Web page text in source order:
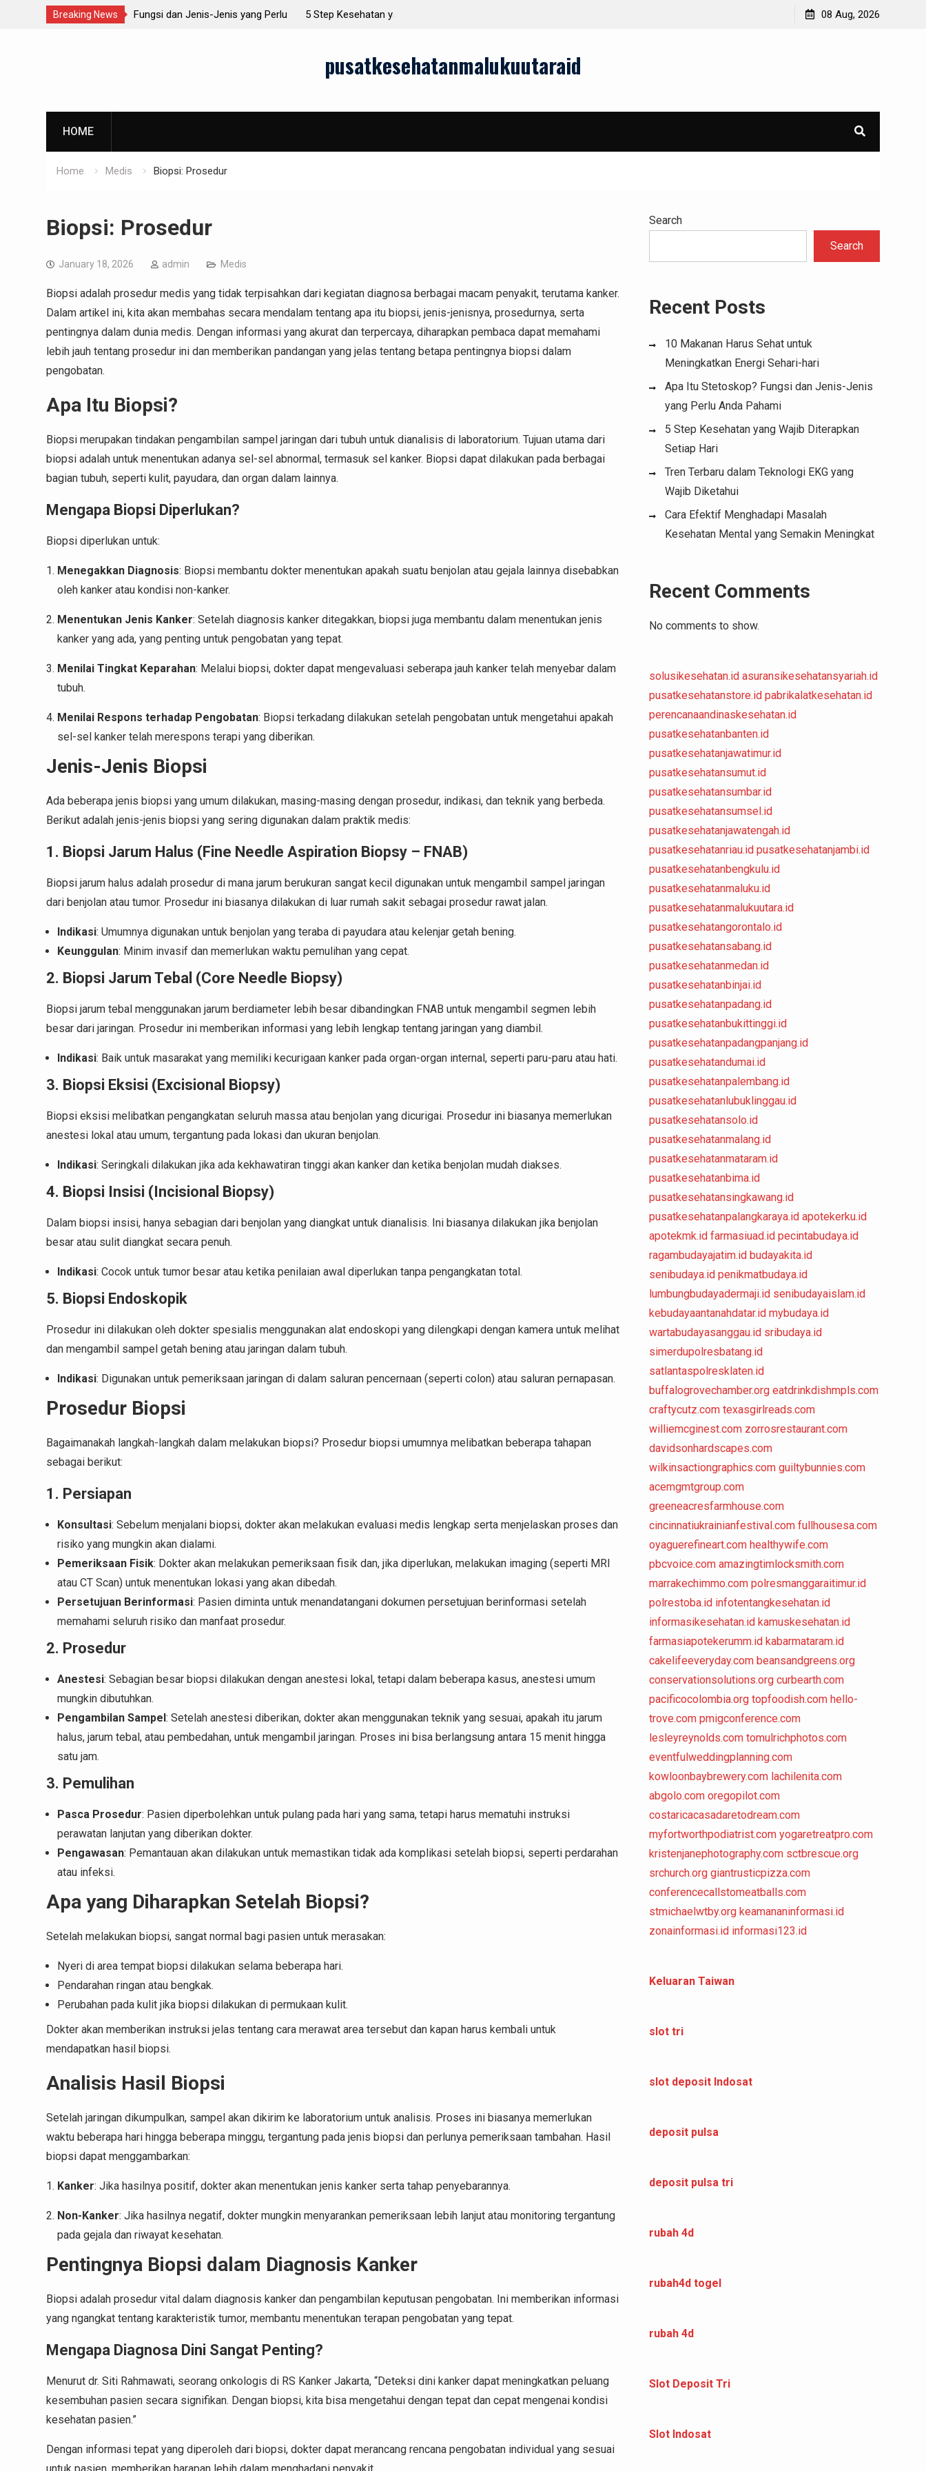
Breaking News
Jenis-Jenis yang Perlu 5 Step Kesehatan yang Wajib Diterapkan Setiap Hari
10 Makanan Harus Sehat untuk Meningkatkan Energi
08 Aug, 2026
pusatkesehatanmalukuutaraid
HOME
Home Medis Biopsi: Prosedur
Biopsi: Prosedur
January 18, 2026 admin Medis
Biopsi adalah prosedur medis yang tidak terpisahkan dari kegiatan diagnosa berbagai macam penyakit, terutama kanker.
Dalam artikel ini, kita akan membahas secara mendalam tentang apa itu biopsi, jenis-jenisnya, prosedurnya, serta
pentingnya dalam dunia medis. Dengan informasi yang akurat dan terpercaya, diharapkan pembaca dapat memahami
lebih jauh tentang prosedur ini dan memberikan pandangan yang jelas tentang betapa pentingnya biopsi dalam
pengobatan.
Apa Itu Biopsi?
Biopsi merupakan tindakan pengambilan sampel jaringan dari tubuh untuk dianalisis di laboratorium. Tujuan utama dari
biopsi adalah untuk menentukan adanya sel-sel abnormal, termasuk sel kanker. Biopsi dapat dilakukan pada berbagai
bagian tubuh, seperti kulit, payudara, dan organ dalam lainnya.
Mengapa Biopsi Diperlukan?
Biopsi diperlukan untuk:
Menegakkan Diagnosis: Biopsi membantu dokter menentukan apakah suatu benjolan atau gejala lainnya disebabkan
oleh kanker atau kondisi non-kanker.
Menentukan Jenis Kanker: Setelah diagnosis kanker ditegakkan, biopsi juga membantu dalam menentukan jenis
kanker yang ada, yang penting untuk pengobatan yang tepat.
Menilai Tingkat Keparahan: Melalui biopsi, dokter dapat mengevaluasi seberapa jauh kanker telah menyebar dalam
tubuh.
Menilai Respons terhadap Pengobatan: Biopsi terkadang dilakukan setelah pengobatan untuk mengetahui apakah
sel-sel kanker telah merespons terapi yang diberikan.
Jenis-Jenis Biopsi
Ada beberapa jenis biopsi yang umum dilakukan, masing-masing dengan prosedur, indikasi, dan teknik yang berbeda.
Berikut adalah jenis-jenis biopsi yang sering digunakan dalam praktik medis:
1. Biopsi Jarum Halus (Fine Needle Aspiration Biopsy – FNAB)
Biopsi jarum halus adalah prosedur di mana jarum berukuran sangat kecil digunakan untuk mengambil sampel jaringan
dari benjolan atau tumor. Prosedur ini biasanya dilakukan di luar rumah sakit sebagai prosedur rawat jalan.
Indikasi: Umumnya digunakan untuk benjolan yang teraba di payudara atau kelenjar getah bening.
Keunggulan: Minim invasif dan memerlukan waktu pemulihan yang cepat.
2. Biopsi Jarum Tebal (Core Needle Biopsy)
Biopsi jarum tebal menggunakan jarum berdiameter lebih besar dibandingkan FNAB untuk mengambil segmen lebih
besar dari jaringan. Prosedur ini memberikan informasi yang lebih lengkap tentang jaringan yang diambil.
Indikasi: Baik untuk masarakat yang memiliki kecurigaan kanker pada organ-organ internal, seperti paru-paru atau hati.
3. Biopsi Eksisi (Excisional Biopsy)
Biopsi eksisi melibatkan pengangkatan seluruh massa atau benjolan yang dicurigai. Prosedur ini biasanya memerlukan
anestesi lokal atau umum, tergantung pada lokasi dan ukuran benjolan.
Indikasi: Seringkali dilakukan jika ada kekhawatiran tinggi akan kanker dan ketika benjolan mudah diakses.
4. Biopsi Insisi (Incisional Biopsy)
Dalam biopsi insisi, hanya sebagian dari benjolan yang diangkat untuk dianalisis. Ini biasanya dilakukan jika benjolan
besar atau sulit diangkat secara penuh.
Indikasi: Cocok untuk tumor besar atau ketika penilaian awal diperlukan tanpa pengangkatan total.
5. Biopsi Endoskopik
Prosedur ini dilakukan oleh dokter spesialis menggunakan alat endoskopi yang dilengkapi dengan kamera untuk melihat
dan mengambil sampel getah bening atau jaringan dalam tubuh.
Indikasi: Digunakan untuk pemeriksaan jaringan di dalam saluran pencernaan (seperti colon) atau saluran pernapasan.
Prosedur Biopsi
Bagaimanakah langkah-langkah dalam melakukan biopsi? Prosedur biopsi umumnya melibatkan beberapa tahapan
sebagai berikut:
1. Persiapan
Konsultasi: Sebelum menjalani biopsi, dokter akan melakukan evaluasi medis lengkap serta menjelaskan proses dan
risiko yang mungkin akan dialami.
Pemeriksaan Fisik: Dokter akan melakukan pemeriksaan fisik dan, jika diperlukan, melakukan imaging (seperti MRI
atau CT Scan) untuk menentukan lokasi yang akan dibedah.
Persetujuan Berinformasi: Pasien diminta untuk menandatangani dokumen persetujuan berinformasi setelah
memahami seluruh risiko dan manfaat prosedur.
2. Prosedur
Anestesi: Sebagian besar biopsi dilakukan dengan anestesi lokal, tetapi dalam beberapa kasus, anestesi umum
mungkin dibutuhkan.
Pengambilan Sampel: Setelah anestesi diberikan, dokter akan menggunakan teknik yang sesuai, apakah itu jarum
halus, jarum tebal, atau pembedahan, untuk mengambil jaringan. Proses ini bisa berlangsung antara 15 menit hingga
satu jam.
3. Pemulihan
Pasca Prosedur: Pasien diperbolehkan untuk pulang pada hari yang sama, tetapi harus mematuhi instruksi
perawatan lanjutan yang diberikan dokter.
Pengawasan: Pemantauan akan dilakukan untuk memastikan tidak ada komplikasi setelah biopsi, seperti perdarahan
atau infeksi.
Apa yang Diharapkan Setelah Biopsi?
Setelah melakukan biopsi, sangat normal bagi pasien untuk merasakan:
Nyeri di area tempat biopsi dilakukan selama beberapa hari.
Pendarahan ringan atau bengkak.
Perubahan pada kulit jika biopsi dilakukan di permukaan kulit.
Dokter akan memberikan instruksi jelas tentang cara merawat area tersebut dan kapan harus kembali untuk
mendapatkan hasil biopsi.
Analisis Hasil Biopsi
Setelah jaringan dikumpulkan, sampel akan dikirim ke laboratorium untuk analisis. Proses ini biasanya memerlukan
waktu beberapa hari hingga beberapa minggu, tergantung pada jenis biopsi dan perlunya pemeriksaan tambahan. Hasil
biopsi dapat menggambarkan:
Kanker: Jika hasilnya positif, dokter akan menentukan jenis kanker serta tahap penyebarannya.
Non-Kanker: Jika hasilnya negatif, dokter mungkin menyarankan pemeriksaan lebih lanjut atau monitoring tergantung
pada gejala dan riwayat kesehatan.
Pentingnya Biopsi dalam Diagnosis Kanker
Biopsi adalah prosedur vital dalam diagnosis kanker dan pengambilan keputusan pengobatan. Ini memberikan informasi
yang ngangkat tentang karakteristik tumor, membantu menentukan terapan pengobatan yang tepat.
Mengapa Diagnosa Dini Sangat Penting?
Menurut dr. Siti Rahmawati, seorang onkologis di RS Kanker Jakarta, “Deteksi dini kanker dapat meningkatkan peluang
kesembuhan pasien secara signifikan. Dengan biopsi, kita bisa mengetahui dengan tepat dan cepat mengenai kondisi
kesehatan pasien.”
Dengan informasi tepat yang diperoleh dari biopsi, dokter dapat merancang rencana pengobatan individual yang sesuai
Search
Search
Recent Posts
10 Makanan Harus Sehat untuk
Meningkatkan Energi Sehari-hari
Apa Itu Stetoskop? Fungsi dan Jenis-Jenis
yang Perlu Anda Pahami
5 Step Kesehatan yang Wajib Diterapkan
Setiap Hari
Tren Terbaru dalam Teknologi EKG yang
Wajib Diketahui
Cara Efektif Menghadapi Masalah
Kesehatan Mental yang Semakin Meningkat
Recent Comments
No comments to show.
solusikesehatan.id asuransikesehatansyariah.id
pusatkesehatanstore.id pabrikalatkesehatan.id
perencanaandinaskesehatan.id
pusatkesehatanbanten.id
pusatkesehatanjawatimur.id
pusatkesehatansumut.id
pusatkesehatansumbar.id
pusatkesehatansumsel.id
pusatkesehatanjawatengah.id
pusatkesehatanriau.id pusatkesehatanjambi.id
pusatkesehatanbengkulu.id
pusatkesehatanmaluku.id
pusatkesehatanmalukuutara.id
pusatkesehatangorontalo.id
pusatkesehatansabang.id
pusatkesehatanmedan.id
pusatkesehatanbinjai.id
pusatkesehatanpadang.id
pusatkesehatanbukittinggi.id
pusatkesehatanpadangpanjang.id
pusatkesehatandumai.id
pusatkesehatanpalembang.id
pusatkesehatanlubuklinggau.id
pusatkesehatansolo.id
pusatkesehatanmalang.id
pusatkesehatanmataram.id
pusatkesehatanbima.id
pusatkesehatansingkawang.id
pusatkesehatanpalangkaraya.id apotekerku.id
apotekmk.id farmasiuad.id pecintabudaya.id
ragambudayajatim.id budayakita.id
senibudaya.id penikmatbudaya.id
lumbungbudayadermaji.id senibudayaislam.id
kebudayaantanahdatar.id mybudaya.id
wartabudayasanggau.id sribudaya.id
simerdupolresbatang.id
satlantaspolresklaten.id
buffalogrovechamber.org eatdrinkdishmpls.com
craftycutz.com texasgirlreads.com
williemcginest.com zorrosrestaurant.com
davidsonhardscapes.com
wilkinsactiongraphics.com guiltybunnies.com
acemgmtgroup.com
greeneacresfarmhouse.com
cincinnatiukrainianfestival.com fullhousesa.com
oyaguerefineart.com healthywife.com
pbcvoice.com amazingtimlocksmith.com
marrakechimmo.com polresmanggaraitimur.id
polrestoba.id infotentangkesehatan.id
informasikesehatan.id kamuskesehatan.id
farmasiapotekerumm.id kabarmataram.id
cakelifeeveryday.com beansandgreens.org
conservationsolutions.org curbearth.com
pacificocolombia.org topfoodish.com hello-
trove.com pmigconference.com
lesleyreynolds.com tomulrichphotos.com
eventfulweddingplanning.com
kowloonbaybrewery.com lachilenita.com
abgolo.com oregopilot.com
costaricacasadaretodream.com
myfortworthpodiatrist.com yogaretreatpro.com
kristenjanephotography.com sctbrescue.org
srchurch.org giantrusticpizza.com
conferencecallstomeatballs.com
stmichaelwtby.org keamananinformasi.id
zonainformasi.id informasi123.id
Keluaran Taiwan
slot tri
slot deposit Indosat
deposit pulsa
deposit pulsa tri
rubah 4d
rubah4d togel
rubah 4d
Slot Deposit Tri
Slot Indosat